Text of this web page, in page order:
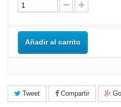
Añadir al carrito
Tweet Compartir